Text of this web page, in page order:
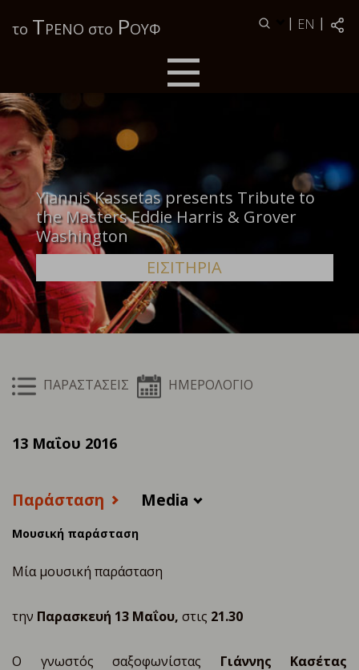
το ΤΡΕΝΟ στο ΡΟΥΦ | EN |
Yiannis Kassetas presents Tribute to
the Masters Eddie Harris & Grover
Washington
ΕΙΣΙΤΗΡΙΑ
ΠΑΡΑΣΤΑΣΕΙΣ ΗΜΕΡΟΛΟΓΙΟ
13 Μαΐου 2016
Παράσταση Media
Μουσική παράσταση
Μία μουσική παράσταση
την Παρασκευή 13 Μαΐου, στις 21.30
O γνωστός σαξοφωνίστας Γιάννης Κασέτας